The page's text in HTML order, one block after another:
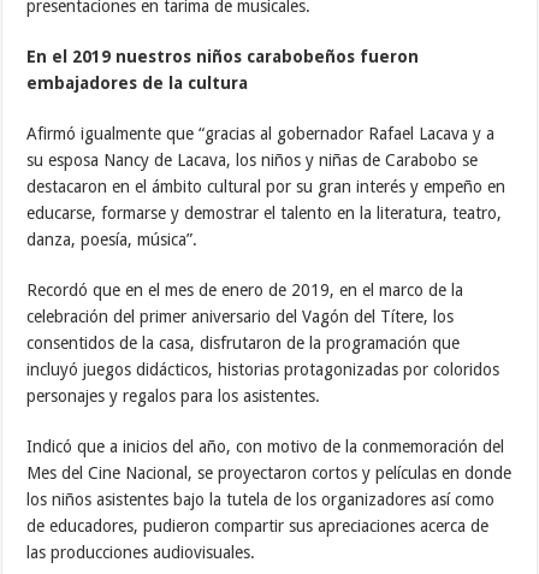
presentaciones en tarima de musicales.
En el 2019 nuestros niños carabobeños fueron
embajadores de la cultura
Afirmó igualmente que “gracias al gobernador Rafael Lacava y a
su esposa Nancy de Lacava, los niños y niñas de Carabobo se
destacaron en el ámbito cultural por su gran interés y empeño en
educarse, formarse y demostrar el talento en la literatura, teatro,
danza, poesía, música”.
Recordó que en el mes de enero de 2019, en el marco de la
celebración del primer aniversario del Vagón del Títere, los
consentidos de la casa, disfrutaron de la programación que
incluyó juegos didácticos, historias protagonizadas por coloridos
personajes y regalos para los asistentes.
Indicó que a inicios del año, con motivo de la conmemoración del
Mes del Cine Nacional, se proyectaron cortos y películas en donde
los niños asistentes bajo la tutela de los organizadores así como
de educadores, pudieron compartir sus apreciaciones acerca de
las producciones audiovisuales.